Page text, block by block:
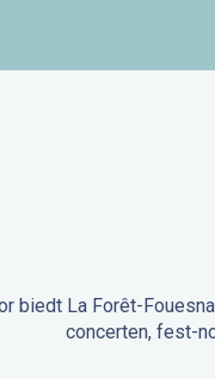
biedt La Forêt-
concerten, fest-